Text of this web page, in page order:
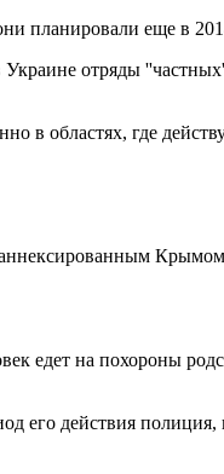
планировали еще в
отряды
в областях, где
едет на похороны
его действия